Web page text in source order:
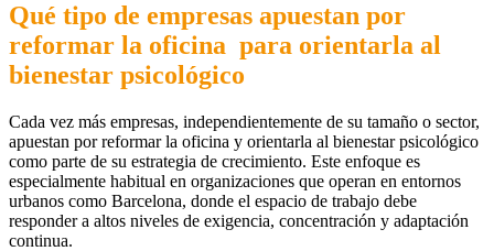
Qué tipo de empresas apuestan por
reformar la oficina para orientarla al
bienestar psicológico
Cada vez más empresas, independientemente de su tamaño o sector,
apuestan por reformar la oficina y orientarla al bienestar psicológico
como parte de su estrategia de crecimiento. Este enfoque es
especialmente habitual en organizaciones que operan en entornos
urbanos como Barcelona, donde el espacio de trabajo debe
responder a altos niveles de exigencia, concentración y adaptación
continua.